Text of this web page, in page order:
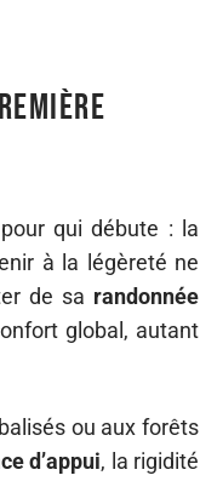
qui débute : la
à la légèreté ne
de sa randonnée
global, autant
ou aux forêts
d’appui, la rigidité